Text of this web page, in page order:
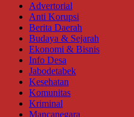
Advertorial
Anti Korupsi
Berita Daerah
Budaya & Sejarah
Ekonomi & Bisnis
Info Desa
Jabodetabek
Kesehatan
Komunitas
Kriminal
Mancanegara